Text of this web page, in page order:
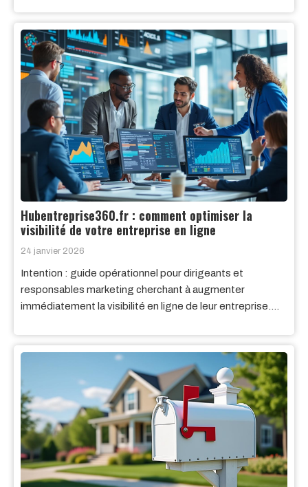
Hubentreprise360.fr : comment optimiser la
visibilité de votre entreprise en ligne
24 janvier 2026
Intention : guide opérationnel pour dirigeants et
responsables marketing cherchant à augmenter
immédiatement la visibilité en ligne de leur entreprise….